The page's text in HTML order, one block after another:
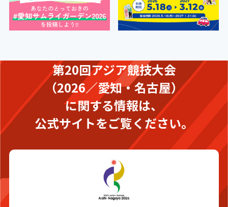
第20回アジア競技大会
（2026／愛知・名古屋）
に関する情報は、
公式サイトをご覧ください。